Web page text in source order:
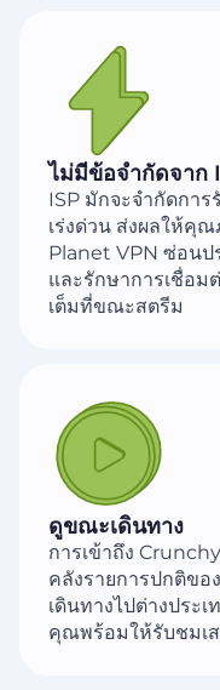
ไม่มีข้อจำกัดจาก
ISP มักจะจำกัดกา
เร่งด่วน ส่งผลให้คุ
Planet VPN ซ่อน
และรักษาการเชื่อม
เต็มที่ขณะสตรีม
ดูขณะเดินทาง
การเข้าถึง
คลังรายการปกติข
เดินทางไปต่างประ
คุณพร้อมให้รับชมเ